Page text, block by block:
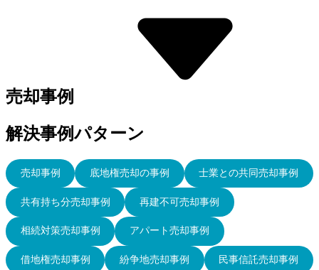
売却事例
解決事例パターン
売却事例 底地権売却の事例 士業との共同売却事例
共有持ち分売却事例 再建不可売却事例
相続対策売却事例 アパート売却事例
借地権売却事例 紛争地売却事例 民事信託売却事例